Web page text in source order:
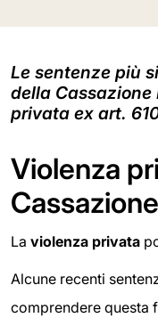
Le sentenze più
della
privata ex art.
Violenza
Cassazione
La violenza privata
Alcune recenti
comprendere questa